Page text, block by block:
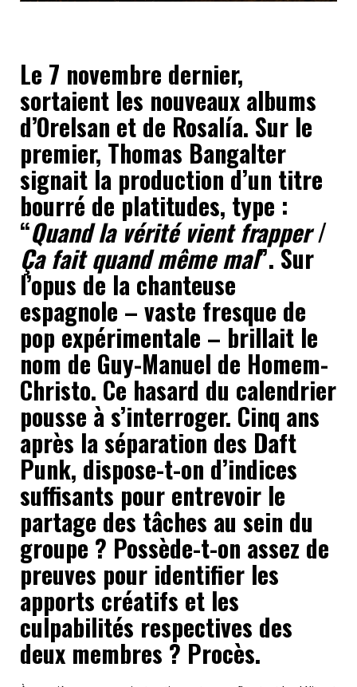
Le 7 novembre dernier,
sortaient les nouveaux albums
d’Orelsan et de Rosalía. Sur le
premier, Thomas Bangalter
signait la production d’un titre
bourré de platitudes, type :
“Quand la vérité vient frapper/
Ça fait quand même mal”. Sur
l’opus de la chanteuse
espagnole – vaste fresque de
pop expérimentale – brillait le
nom de Guy-Manuel de Homem-
Christo. Ce hasard du calendrier
pousse à s’interroger. Cinq ans
après la séparation des Daft
Punk, dispose-t-on d’indices
suffisants pour entrevoir le
partage des tâches au sein du
groupe ? Possède-t-on assez de
preuves pour identifier les
apports créatifs et les
culpabilités respectives des
deux membres ? Procès.